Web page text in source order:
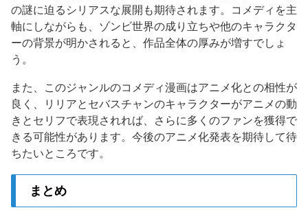
の謎に迫るシリアスな展開も期待されます。コメディを主
軸にしながらも、ゾンビ世界の成り立ちや他のキャラクタ
ーの背景が明かされると、作品全体の厚みが増すでしょ
う。
また、このジャンルのコメディ漫画はアニメ化との相性が
良く、リリアとセバスチャンのキャラクターがアニメの動
きとセリフで表現されれば、さらに多くのファンを獲得で
きる可能性があります。今後のアニメ化発表を期待して待
ちたいところです。
まとめ